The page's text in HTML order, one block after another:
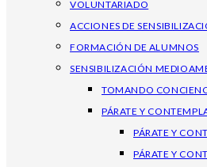
VOLUNTARIADO
ACCIONES DE
FORMACIÓN DE ALUMNOS
SENSIBILIZACIÓN
TOMANDO
PÁRATE Y
PÁRATE Y
PÁRATE Y